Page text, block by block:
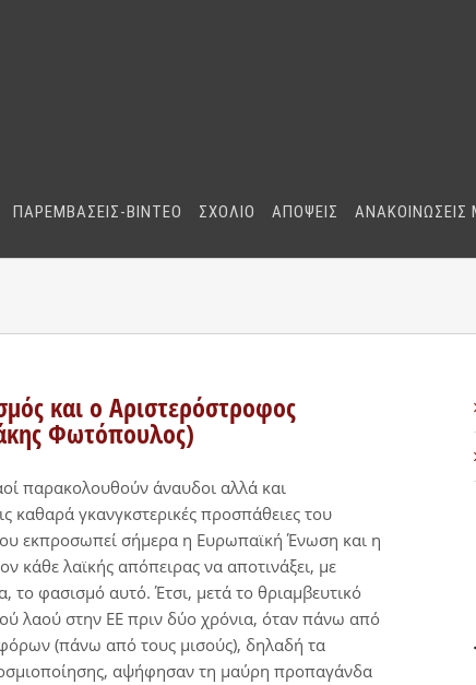
ΠΑΡΕΜΒΑΣΕΙΣ-BINTEO ΣΧΟΛΙΟ ΑΠΟΨΕΙΣ ΑΝΑΚΟΙΝΩΣΕΙΣ
και ο Αριστερόστροφος
Φωτόπουλος)
παρακολουθούν άναυδοι αλλά και
καθαρά γκανγκστερικές προσπάθειες του
εκπροσωπεί σήμερα η Ευρωπαϊκή Ένωση και η
κάθε λαϊκής απόπειρας να αποτινάξει, με
το φασισμό αυτό. Έτσι, μετά το θριαμβευτικό
λαού στην ΕΕ πριν δύο χρόνια, όταν πάνω από
(πάνω από τους μισούς), δηλαδή τα
αψήφησαν τη μαύρη προπαγάνδα